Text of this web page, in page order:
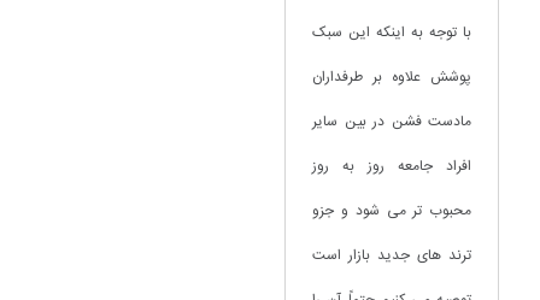
با توجه به اینکه این سبک
پوشش علاوه بر طرفداران
مادست فشن در بین سایر
افراد جامعه روز به روز
محبوب تر می شود و جزو
ترند های جدید بازار است